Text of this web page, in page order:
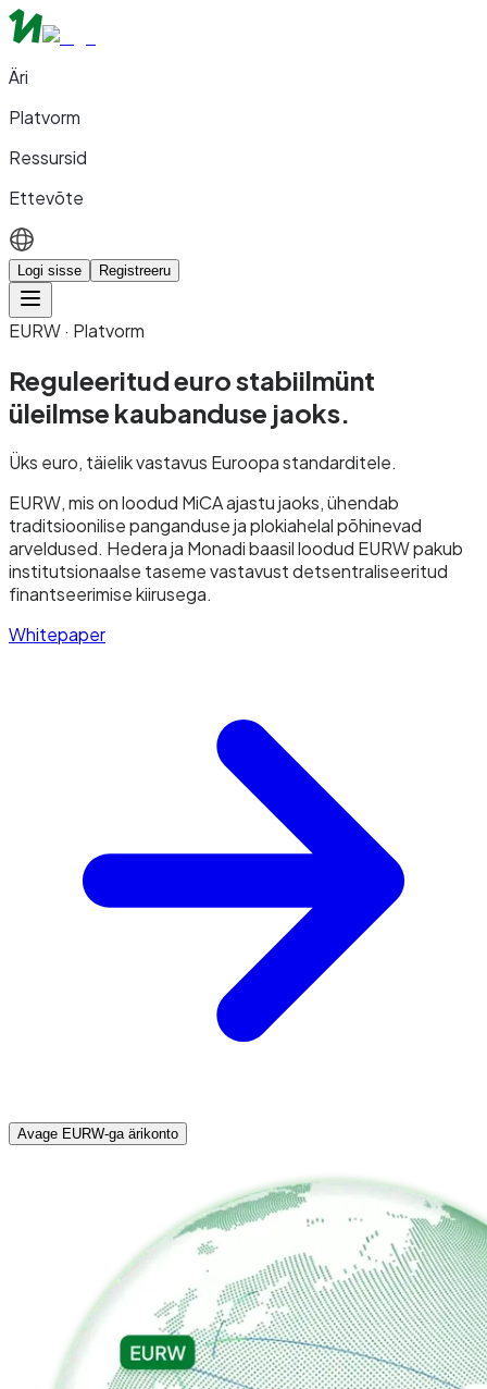
Äri
Platvorm
Ressursid
Ettevõte
Logi sisse Registreeru
EURW · Platvorm
Reguleeritud euro stabiilmünt
üleilmse kaubanduse jaoks.
Üks euro, täielik vastavus Euroopa standarditele.
EURW, mis on loodud MiCA ajastu jaoks, ühendab
traditsioonilise panganduse ja plokiahelal põhinevad
arveldused. Hedera ja Monadi baasil loodud EURW pakub
institutsionaalse taseme vastavust detsentraliseeritud
finantseerimise kiirusega.
Whitepaper
Avage EURW-ga ärikonto